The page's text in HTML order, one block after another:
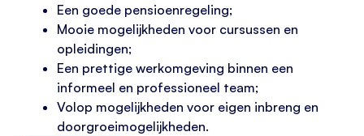
Een goede pensioenregeling;
Mooie mogelijkheden voor cursussen en
opleidingen;
Een prettige werkomgeving binnen een
informeel en professioneel team;
Volop mogelijkheden voor eigen inbreng en
doorgroeimogelijkheden.